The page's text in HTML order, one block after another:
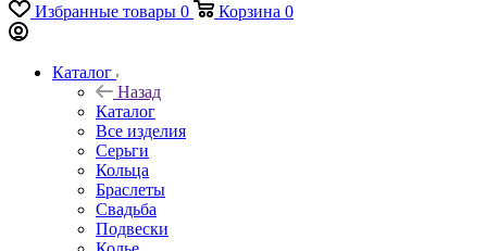
Избранные товары 0 Корзина 0
Каталог
Назад
Каталог
Все изделия
Серьги
Кольца
Браслеты
Свадьба
Подвески